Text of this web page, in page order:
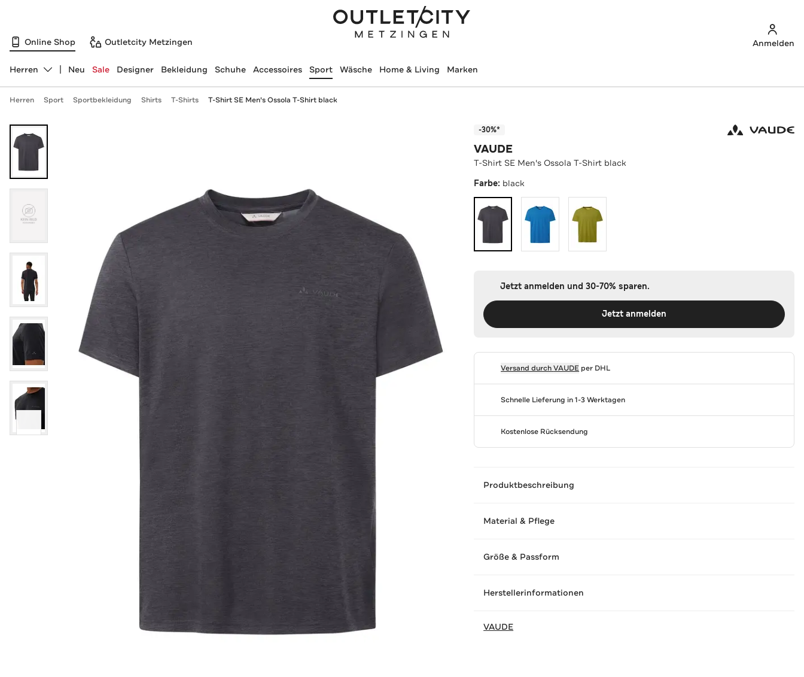
Online Shop Outletcity Metzingen Anmelden
Abteilung ändern, ausgewählt:
Herren Neu Sale Designer Bekleidung Schuhe Accessoires Sport Wäsche Home & Living Marken
Herren Sport Sportbekleidung Shirts T-Shirts T-Shirt SE Men's Ossola T-Shirt black
-30%*
VAUDE
T-Shirt SE Men's Ossola T-Shirt black
Farbe: black
Jetzt anmelden und 30-70% sparen.
Jetzt anmelden
Versand durchVAUDE per DHL
Schnelle Lieferung in 1-3 Werktagen
Kostenlose Rücksendung
Produktbeschreibung
Material & Pflege
Größe & Passform
Herstellerinformationen
VAUDE